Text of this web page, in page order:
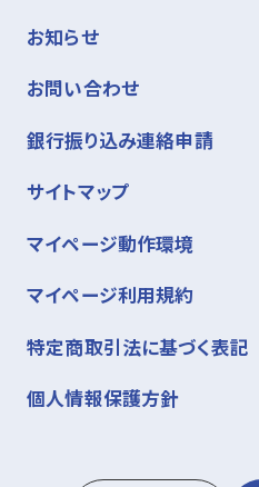
お知らせ
お問い合わせ
銀行振り込み連絡申請
サイトマップ
マイページ動作環境
マイページ利用規約
特定商取引法に基づく表記
個人情報保護方針